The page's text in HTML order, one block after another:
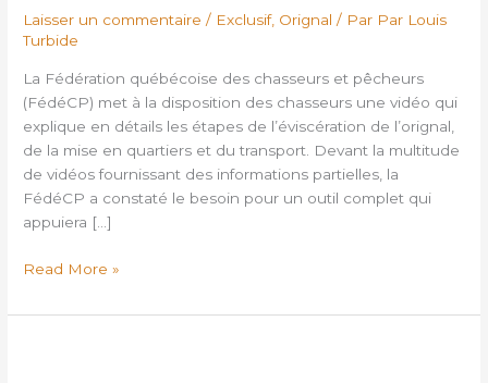
Laisser un commentaire / Exclusif, Orignal / Par Par Louis
Turbide
La Fédération québécoise des chasseurs et pêcheurs
(FédéCP) met à la disposition des chasseurs une vidéo qui
explique en détails les étapes de l’éviscération de l’orignal,
de la mise en quartiers et du transport. Devant la multitude
de vidéos fournissant des informations partielles, la
FédéCP a constaté le besoin pour un outil complet qui
appuiera […]
d’un
orignal
Read More »